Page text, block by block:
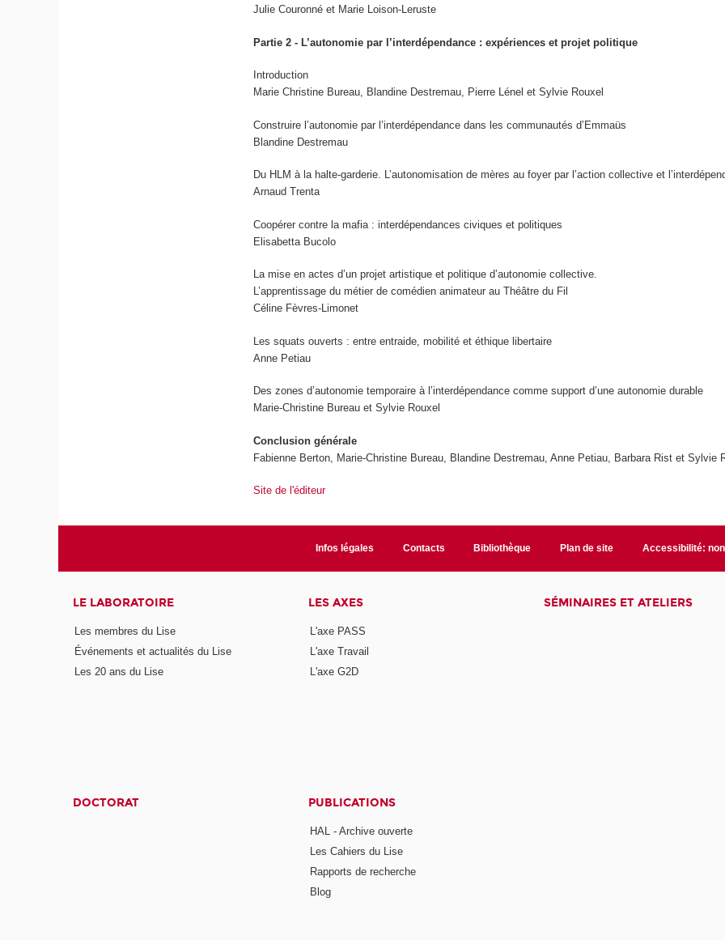
Julie Couronné et Marie Loison-Leruste
Partie 2 - L’autonomie par l’interdépendance : expériences et projet politique
Introduction
Marie Christine Bureau, Blandine Destremau, Pierre Lénel et Sylvie Rouxel
Construire l’autonomie par l’interdépendance dans les communautés d’Emmaüs
Blandine Destremau
Du HLM à la halte-garderie. L’autonomisation de mères au foyer par l’action collective et
Arnaud Trenta
Coopérer contre la mafia : interdépendances civiques et politiques
Elisabetta Bucolo
La mise en actes d’un projet artistique et politique d’autonomie collective.
L’apprentissage du métier de comédien animateur au Théâtre du Fil
Céline Fèvres-Limonet
Les squats ouverts : entre entraide, mobilité et éthique libertaire
Anne Petiau
Des zones d’autonomie temporaire à l’interdépendance comme support d’une autonomie durable
Marie-Christine Bureau et Sylvie Rouxel
Conclusion générale
Fabienne Berton, Marie-Christine Bureau, Blandine Destremau, Anne Petiau, Barbara Rist et Sylvie
Site de l'éditeur
Infos légales Contacts Bibliothèque Plan de site Accessibilité:
LE LABORATOIRE
Les membres du Lise
Événements et actualités du Lise
Les 20 ans du Lise
LES AXES
L'axe PASS
L'axe Travail
L'axe G2D
SÉMINAIRES ET ATELIERS
DOCTORAT PUBLICATIONS
HAL - Archive ouverte
Les Cahiers du Lise
Rapports de recherche
Blog